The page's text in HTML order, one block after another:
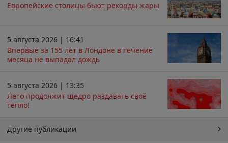
Европейские столицы бьют рекорды жары
5 августа 2026 | 16:41
Впервые за 155 лет в Лондоне в течение
месяца не выпадал дождь
5 августа 2026 | 13:35
Лето продолжит щедро раздавать своё
тепло!
Другие публикации